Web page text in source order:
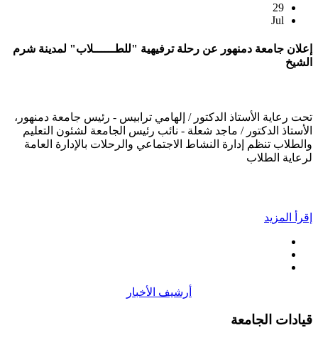
29
Jul
إعلان جامعة دمنهور عن رحلة ترفيهية "للطــــــلاب" لمدينة شرم
الشيخ
تحت رعاية الأستاذ الدكتور / إلهامي ترابيس - رئيس جامعة دمنهور،
الأستاذ الدكتور / ماجد شعلة - نائب رئيس الجامعة لشئون التعليم
والطلاب تنظم إدارة النشاط الاجتماعي والرحلات بالإدارة العامة
لرعاية الطلاب
إقرأ المزيد
أرشيف الأخبار
قيادات الجامعة